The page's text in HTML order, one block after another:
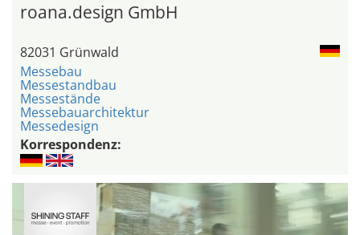
roana.design GmbH
82031 Grünwald
Messebau
Messestandbau
Messestände
Messebauarchitektur
Messedesign
Korrespondenz: